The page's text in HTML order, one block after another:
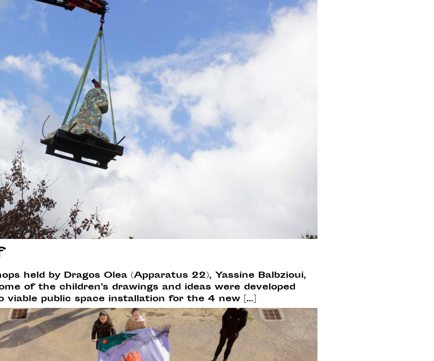
held by Dragos Olea (Apparatus 22), Yassine Balbzioui,
of the children’s drawings and ideas were developed
viable public space installation for the 4 new […]